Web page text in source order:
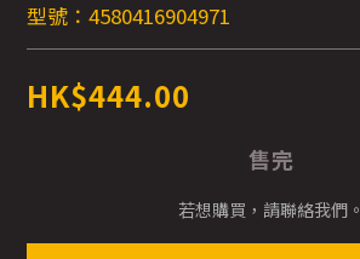
型號：4580416904971
HK$444.00
售完
若想購買，請聯絡我們。